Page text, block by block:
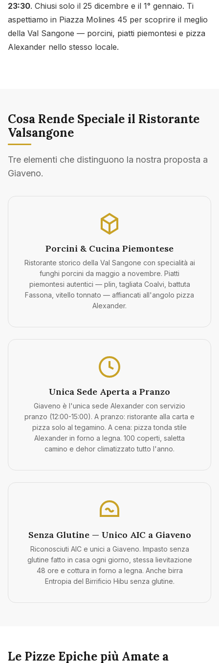
23:30. Chiusi solo il 25 dicembre e il 1° gennaio. Ti
aspettiamo in Piazza Molines 45 per scoprire il meglio
della Val Sangone — porcini, piatti piemontesi e pizza
Alexander nello stesso locale.
Cosa Rende Speciale il Ristorante
Valsangone
Tre elementi che distinguono la nostra proposta a
Giaveno.
Porcini & Cucina Piemontese
Ristorante storico della Val Sangone con specialità ai
funghi porcini da maggio a novembre. Piatti
piemontesi autentici — plin, tagliata Coalvi, battuta
Fassona, vitello tonnato — affiancati all'angolo pizza
Alexander.
Unica Sede Aperta a Pranzo
Giaveno è l'unica sede Alexander con servizio
pranzo (12:00-15:00). A pranzo: ristorante alla carta e
pizza solo al tegamino. A cena: pizza tonda stile
Alexander in forno a legna. 100 coperti, saletta
camino e dehor climatizzato tutto l'anno.
Senza Glutine — Unico AIC a Giaveno
Riconosciuti AIC e unici a Giaveno. Impasto senza
glutine fatto in casa ogni giorno, stessa lievitazione
48 ore e cottura in forno a legna. Anche birra
Entropia del Birrificio Hibu senza glutine.
Le Pizze Epiche più Amate a